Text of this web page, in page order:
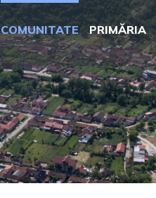
COMUNITATE PRIMĂRIA